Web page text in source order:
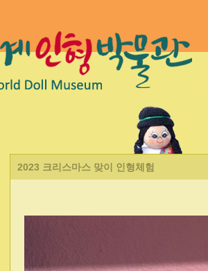
2023 크리스마스 맞이 인형체험